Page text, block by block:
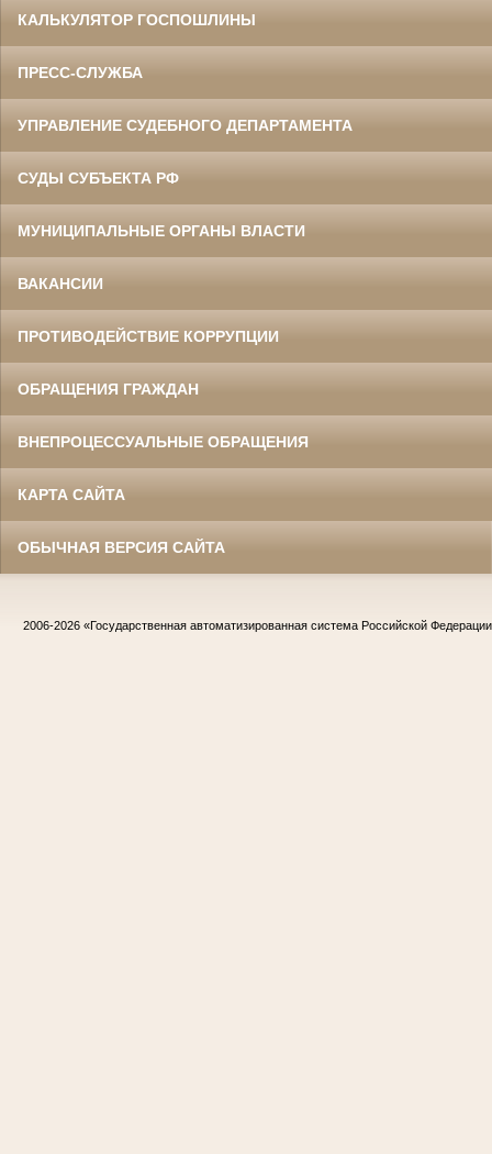
КАЛЬКУЛЯТОР ГОСПОШЛИНЫ
ПРЕСС-СЛУЖБА
УПРАВЛЕНИЕ СУДЕБНОГО ДЕПАРТАМЕНТА
СУДЫ СУБЪЕКТА РФ
МУНИЦИПАЛЬНЫЕ ОРГАНЫ ВЛАСТИ
ВАКАНСИИ
ПРОТИВОДЕЙСТВИЕ КОРРУПЦИИ
ОБРАЩЕНИЯ ГРАЖДАН
ВНЕПРОЦЕССУАЛЬНЫЕ ОБРАЩЕНИЯ
КАРТА САЙТА
ОБЫЧНАЯ ВЕРСИЯ САЙТА
2006-2026 «Государственная автоматизированная система Российской